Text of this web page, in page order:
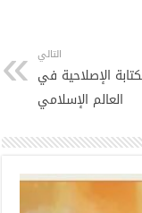
التالي
الإصلاحية في
العالم الإسلامي